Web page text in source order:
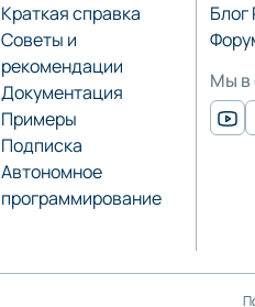
Краткая справка
Советы и
рекомендации
Документация
Примеры
Подписка
Автономное
программирование
Блог
Мы в